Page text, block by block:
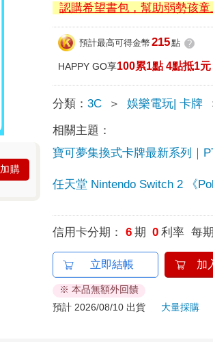
加購
認購希望書包，幫助弱勢孩童
預計最高可得金幣 215點 ?
HAPPY GO享100累1點 4點抵1元
分類：3C ＞ 娛樂電玩| 卡牌
相關主題：
寶可夢集換式卡牌最新系列｜
任天堂 Nintendo Switch 2 《
信用卡分期： 6 期 0 利率 每期
立即結帳 加
※ 本品無額外回饋
預計 2026/08/10 出貨
大量採購